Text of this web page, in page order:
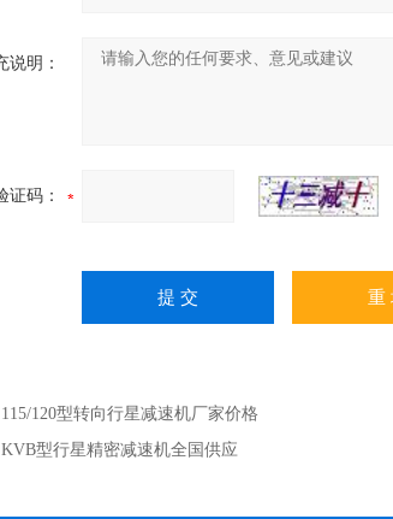
说明：
证码：
115/120型转向行星减速机厂家价格
KVB型行星精密减速机全国供应